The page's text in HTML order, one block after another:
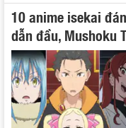
10 anime isekai
dẫn đầu, Mushoku